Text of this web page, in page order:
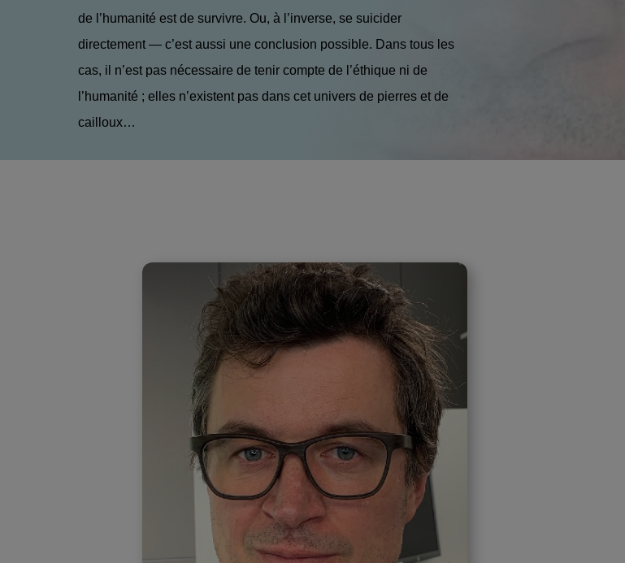
de l’humanité est de survivre. Ou, à l’inverse, se suicider
directement — c’est aussi une conclusion possible. Dans tous les
cas, il n’est pas nécessaire de tenir compte de l’éthique ni de
l’humanité ; elles n’existent pas dans cet univers de pierres et de
cailloux…